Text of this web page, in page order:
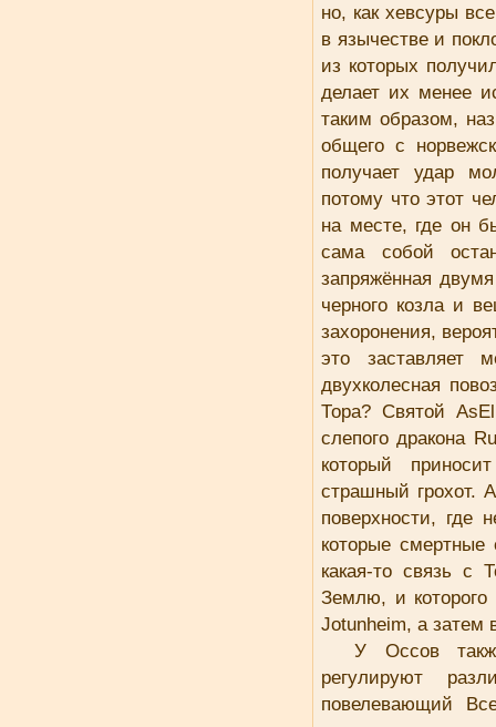
но, как хевсуры
в язычестве и
из которых
делает их менее
таким образом,
общего с
получает удар
потому что этот
на месте, где он
сама собой
запряжённая
черного козла и
захоронения,
это заставляет
двухколесная
Тора? Святой
слепого дракона
который
страшный грохот.
поверхности, где
которые
какая-то связь с
Землю, и
Jotunheim, а
У Oссов
регулируют
повелевающий